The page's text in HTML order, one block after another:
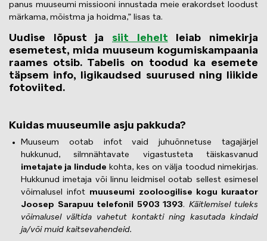
panus muuseumi missiooni innustada meie erakordset loodust
märkama, mõistma ja hoidma,” lisas ta.
Uudise lõpust ja siit lehelt leiab nimekirja
esemetest, mida muuseum kogumiskampaania
raames otsib. Tabelis on toodud ka esemete
täpsem info, ligikaudsed suurused ning liikide
fotoviited.
Kuidas muuseumile asju pakkuda?
Muuseum ootab infot vaid juhuõnnetuse tagajärjel
hukkunud, silmnähtavate vigastusteta täiskasvanud
imetajate ja lindude kohta, kes on välja toodud nimekirjas.
Hukkunud imetaja või linnu leidmisel ootab sellest esimesel
võimalusel infot muuseumi zooloogilise kogu kuraator
Joosep Sarapuu telefonil 5903 1393. Käitlemisel tuleks
võimalusel vältida vahetut kontakti ning kasutada kindaid
ja/või muid kaitsevahendeid.